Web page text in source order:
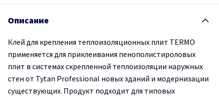
Описание
Клей для крепления теплоизоляционных плит TERMO
применяется для приклеивания пенополистироловых
плит в системах скрепленной теплоизоляции наружных
стен от Tytan Professional новых зданий и модернизации
существующих. Продукт подходит для типовых